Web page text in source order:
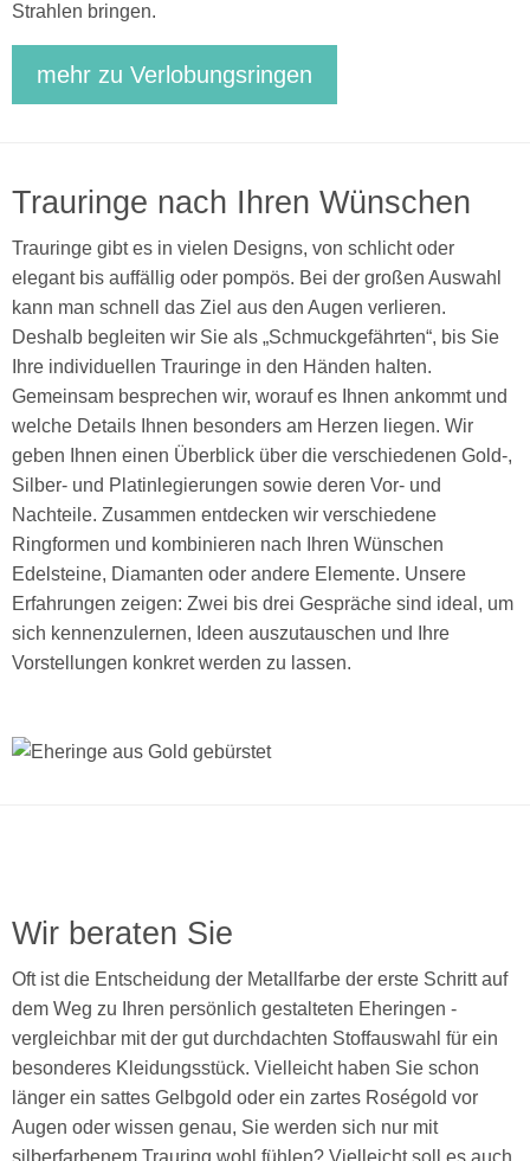
Strahlen bringen.
mehr zu Verlobungsringen
Trauringe nach Ihren Wünschen
Trauringe gibt es in vielen Designs, von schlicht oder
elegant bis auffällig oder pompös. Bei der großen Auswahl
kann man schnell das Ziel aus den Augen verlieren.
Deshalb begleiten wir Sie als „Schmuckgefährten“, bis Sie
Ihre individuellen Trauringe in den Händen halten.
Gemeinsam besprechen wir, worauf es Ihnen ankommt und
welche Details Ihnen besonders am Herzen liegen. Wir
geben Ihnen einen Überblick über die verschiedenen Gold-,
Silber- und Platinlegierungen sowie deren Vor- und
Nachteile. Zusammen entdecken wir verschiedene
Ringformen und kombinieren nach Ihren Wünschen
Edelsteine, Diamanten oder andere Elemente. Unsere
Erfahrungen zeigen: Zwei bis drei Gespräche sind ideal, um
sich kennenzulernen, Ideen auszutauschen und Ihre
Vorstellungen konkret werden zu lassen.
Wir beraten Sie
Oft ist die Entscheidung der Metallfarbe der erste Schritt auf
dem Weg zu Ihren persönlich gestalteten Eheringen -
vergleichbar mit der gut durchdachten Stoffauswahl für ein
besonderes Kleidungsstück. Vielleicht haben Sie schon
länger ein sattes Gelbgold oder ein zartes Roségold vor
Augen oder wissen genau, Sie werden sich nur mit